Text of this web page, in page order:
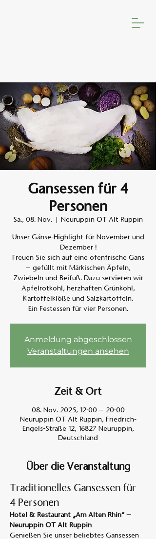
Gansessen für 4
Personen
Sa., 08. Nov.
  |
Neuruppin OT Alt Ruppin
Unser Gänse-Highlight für November und
Dezember !
Freuen Sie sich auf eine ofenfrische Gans
– gefüllt mit Märkischen Äpfeln,
Zwiebeln und Beifuß. Dazu servieren wir
Apfelrotkohl, herzhaften Grünkohl,
Kartoffelklöße und Salzkartoffeln.
Ein Festessen für vier Personen.
Anmeldung abgeschlossen
Veranstaltungen ansehen
Zeit & Ort
08. Nov. 2025, 12:00 – 20:00
Neuruppin OT Alt Ruppin, Friedrich-
Engels-Straße 12, 16827 Neuruppin,
Deutschland
Über die Veranstaltung
Traditionelles Gansessen für
4 Personen
Hotel & Restaurant „Am Alten Rhin“ –
Neuruppin OT Alt Ruppin
Genießen Sie unser beliebtes Gansessen